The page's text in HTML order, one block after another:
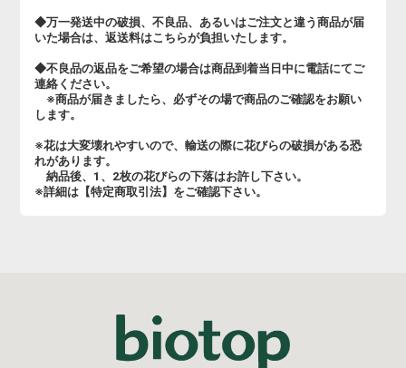
◆万一発送中の破損、不良品、あるいはご注文と違う商品が届
いた場合は、返送料はこちらが負担いたします。
◆不良品の返品をご希望の場合は商品到着当日中に電話にてご
連絡ください。
※商品が届きましたら、必ずその場で商品のご確認をお願い
します。
※花は大変壊れやすいので、輸送の際に花びらの破損がある恐
れがあります。
納品後、1、2枚の花びらの下落はお許し下さい。
※詳細は【特定商取引法】をご確認下さい。